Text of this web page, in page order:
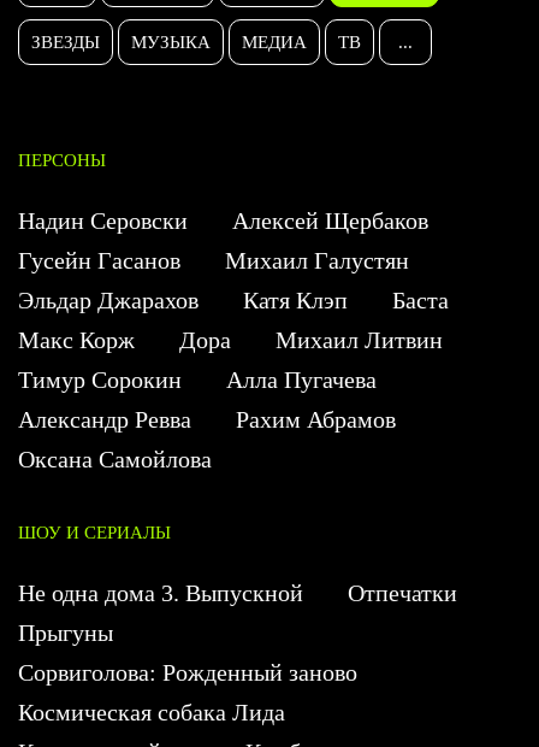
ЗВЕЗДЫ МУЗЫКА МЕДИА ТВ ...
ПЕРСОНЫ
Надин Серовски
Алексей Щербаков
Гусейн Гасанов
Михаил Галустян
Эльдар Джарахов
Катя Клэп
Баста
Макс Корж
Дора
Михаил Литвин
Тимур Сорокин
Алла Пугачева
Александр Ревва
Рахим Абрамов
Оксана Самойлова
ШОУ И СЕРИАЛЫ
Не одна дома 3. Выпускной
Отпечатки
Прыгуны
Сорвиголова: Рожденный заново
Космическая собака Лида